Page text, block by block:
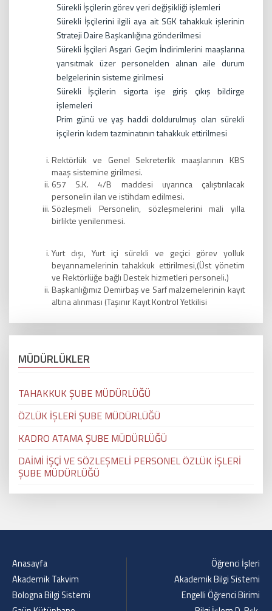
Sürekli İşçilerin görev yeri değişikliği işlemleri
Sürekli İşçilerini ilgili aya ait SGK tahakkuk işlerinin
Strateji Daire Başkanlığına gönderilmesi
Sürekli İşçileri Asgari Geçim İndirimlerini maaşlarına
yansıtmak üzer personelden alınan aile durum
belgelerinin sisteme girilmesi
Sürekli İşçilerin sigorta işe giriş çıkış bildirge
işlemeleri
Prim günü ve yaş haddi doldurulmuş olan sürekli
işçilerin kıdem tazminatının tahakkuk ettirilmesi
Rektörlük ve Genel Sekreterlik maaşlarının KBS
maaş sistemine girilmesi.
657 S.K. 4/B maddesi uyarınca çalıştırılacak
personelin ilan ve istihdam edilmesi.
Sözleşmeli Personelin, sözleşmelerini mali yılla
birlikte yenilenmesi.
Yurt dışı, Yurt içi sürekli ve geçici görev yolluk
beyannamelerinin tahakkuk ettirilmesi,(Üst yönetim
ve Rektörlüğe bağlı Destek hizmetleri personeli.)
Başkanlığımız Demirbaş ve Sarf malzemelerinin kayıt
altına alınması (Taşınır Kayıt Kontrol Yetkilisi
MÜDÜRLÜKLER
TAHAKKUK ŞUBE MÜDÜRLÜĞÜ
ÖZLÜK İŞLERİ ŞUBE MÜDÜRLÜĞÜ
KADRO ATAMA ŞUBE MÜDÜRLÜĞÜ
DAİMİ İŞÇİ VE SÖZLEŞMELİ PERSONEL ÖZLÜK İŞLERİ
ŞUBE MÜDÜRLÜĞÜ
Anasayfa
Akademik Takvim
Bologna Bilgi Sistemi
Öğrenci İşleri
Akademik Bilgi Sistemi
Engelli Öğrenci Birimi